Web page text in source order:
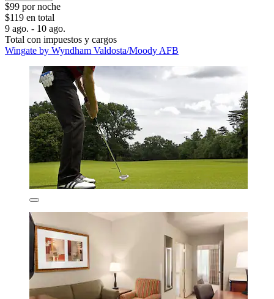
$99 por noche
$119 en total
9 ago. - 10 ago.
Total con impuestos y cargos
Wingate by Wyndham Valdosta/Moody AFB